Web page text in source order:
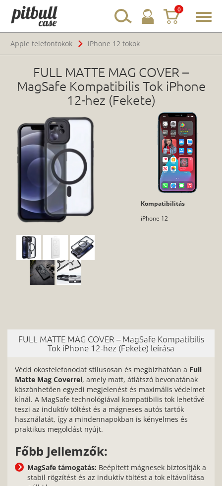
0
Apple telefontokok
iPhone 12 tokok
FULL MATTE MAG COVER –
MagSafe Kompatibilis Tok iPhone
12-hez (Fekete)
Kompatibilitás
iPhone 12
FULL MATTE MAG COVER – MagSafe Kompatibilis
Tok iPhone 12-hez (Fekete) leírása
Védd okostelefonodat stílusosan és megbízhatóan a Full
Matte Mag Coverrel, amely matt, átlátszó bevonatának
köszönhetően egyedi megjelenést és maximális védelmet
kínál. A MagSafe technológiával kompatibilis tok lehetővé
teszi az induktív töltést és a mágneses autós tartók
használatát, így a mindennapokban is kényelmes és
praktikus megoldást nyújt.
Főbb Jellemzők:
MagSafe támogatás: Beépített mágnesek biztosítják a
stabil rögzítést és az induktív töltést a tok eltávolítása